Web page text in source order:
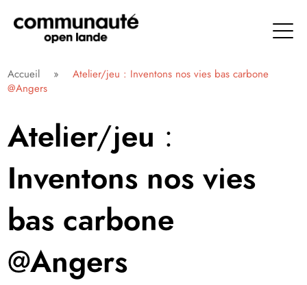
directement
contenu
Communauté Open Lande
Accueil »
Atelier/jeu : Inventons nos vies bas carbone
@Angers
Atelier/jeu :
Inventons nos vies
bas carbone
@Angers